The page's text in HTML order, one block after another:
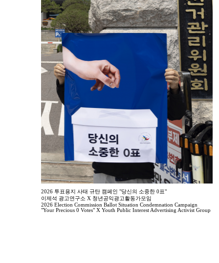
2026 투표용지 사태 규탄 캠페인 "당신의 소중한 0표"
이제석 광고연구소 X 청년공익광고활동가모임
2026 Election Commission Ballot Situation Condemnation Campaign
"Your Precious 0 Votes" X Youth Public Interest Advertising Activist Group